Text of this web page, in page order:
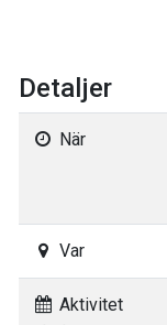
Detaljer
När
Var
Aktivitet